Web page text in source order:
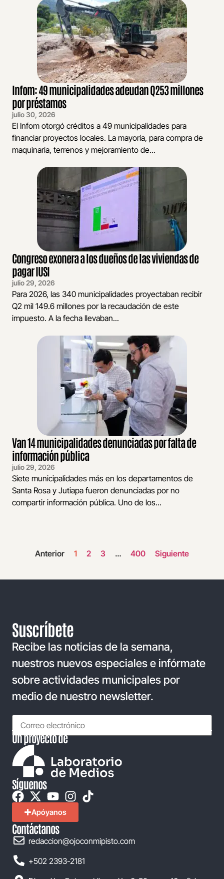
Infom: 49 municipalidades adeudan Q253 millones
por préstamos
julio 30, 2026
El Infom otorgó créditos a 49 municipalidades para
financiar proyectos locales. La mayoría, para compra de
maquinaria, terrenos y mejoramiento de...
Congreso exonera a los dueños de las viviendas de
pagar IUSI
julio 29, 2026
Para 2026, las 340 municipalidades proyectaban recibir
Q2 mil 149.6 millones por la recaudación de este
impuesto. A la fecha llevaban...
Van 14 municipalidades denunciadas por falta de
información pública
julio 29, 2026
Siete municipalidades más en los departamentos de
Santa Rosa y Jutiapa fueron denunciadas por no
compartir información pública. Uno de los...
Anterior 1 2 3 … 400 Siguiente
Suscríbete
Recibe las noticias de la semana,
nuestros nuevos especiales e infórmate
sobre actividades municipales por
medio de nuestro newsletter.
Un proyecto de
Síguenos
Apóyanos
Contáctanos
redaccion@ojoconmipisto.com
+502 2393-2181